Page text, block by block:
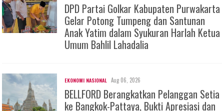
DPD Partai Golkar Kabupaten Purwakarta
Gelar Potong Tumpeng dan Santunan
Anak Yatim dalam Syukuran Harlah Ketua
Umum Bahlil Lahadalia
EKONOMI NASIONAL Aug 06, 2026
BELLFORD Berangkatkan Pelanggan Setia
ke Bangkok-Pattaya, Bukti Apresiasi dan